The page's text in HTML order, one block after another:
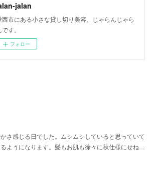
jalan
西市にある小さな貸し切り美容、じゃらんじゃら
です。
フォロー
さ感じる日でした。ムシムシしていると思っていて
ようになります。髪もお肌も徐々に秋仕様にせね…